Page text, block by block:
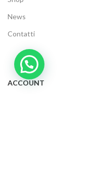
News
Contatti
ACCOUNT